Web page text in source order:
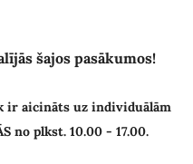
šajos pasākumos!
aicināts uz individuālām
no plkst. 10.00 - 17.00.